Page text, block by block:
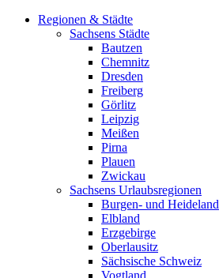
Regionen & Städte
Sachsens Städte
Bautzen
Chemnitz
Dresden
Freiberg
Görlitz
Leipzig
Meißen
Pirna
Plauen
Zwickau
Sachsens Urlaubsregionen
Burgen- und Heideland
Elbland
Erzgebirge
Oberlausitz
Sächsische Schweiz
Vogtland